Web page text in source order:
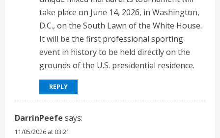
take place on June 14, 2026, in Washington,
D.C., on the South Lawn of the White House.
It will be the first professional sporting
event in history to be held directly on the
grounds of the U.S. presidential residence.
REPLY
DarrinPeefe says:
11/05/2026 at 03:21